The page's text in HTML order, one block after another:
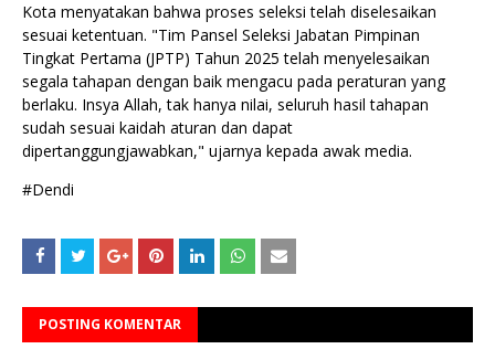
Kota menyatakan bahwa proses seleksi telah diselesaikan
sesuai ketentuan. "Tim Pansel Seleksi Jabatan Pimpinan
Tingkat Pertama (JPTP) Tahun 2025 telah menyelesaikan
segala tahapan dengan baik mengacu pada peraturan yang
berlaku. Insya Allah, tak hanya nilai, seluruh hasil tahapan
sudah sesuai kaidah aturan dan dapat
dipertanggungjawabkan," ujarnya kepada awak media.
#Dendi
POSTING KOMENTAR